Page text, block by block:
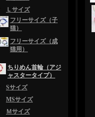
Ｌサイズ
フリーサイズ（子
猫）
フリーサイズ（成
猫用）
ちりめん首輪（アジ
ャスタータイプ）
Sサイズ
MSサイズ
Ｍサイズ